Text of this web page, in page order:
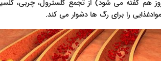
هم گفته می شود) از تجمع کلسترول، چربی،
را برای رگ ها دشوار می کند.